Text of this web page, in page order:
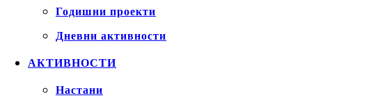
Годишни проекти
Дневни активности
АКТИВНОСТИ
Настани